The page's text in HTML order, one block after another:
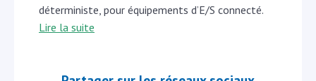
déterministe, pour équipements d’E/S connecté.
Lire la suite